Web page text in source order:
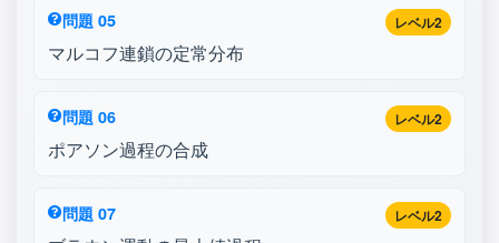
レベル2
問題 05
マルコフ連鎖の定常分布
レベル2
問題 06
ポアソン過程の合成
レベル2
問題 07